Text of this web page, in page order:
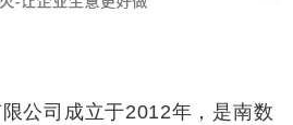
公司成立于2012年，是南数